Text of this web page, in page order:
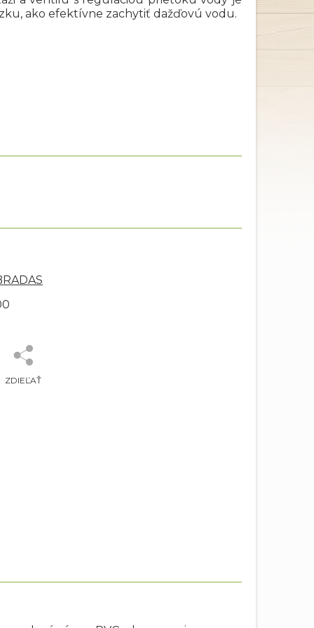
ako efektívne zachytiť dažďovú vodu.
ZDIEĽAŤ